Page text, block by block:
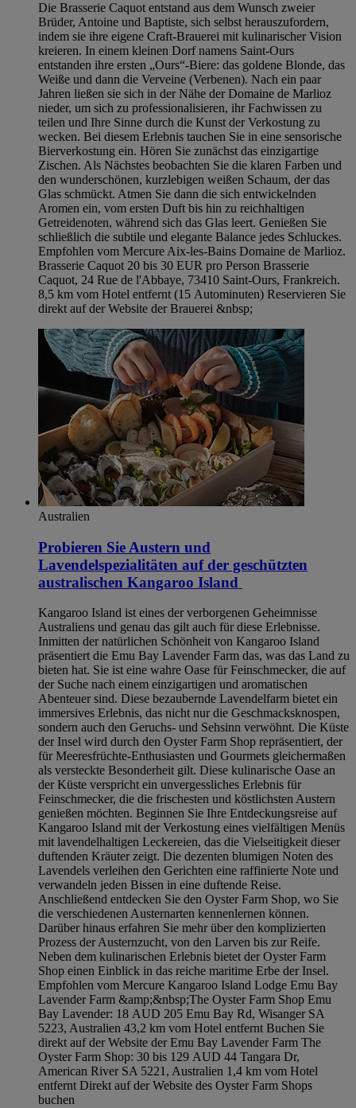
Die Brasserie Caquot entstand aus dem Wunsch zweier
Brüder, Antoine und Baptiste, sich selbst herauszufordern,
indem sie ihre eigene Craft-Brauerei mit kulinarischer Vision
kreieren. In einem kleinen Dorf namens Saint-Ours
entstanden ihre ersten „Ours“-Biere: das goldene Blonde, das
Weiße und dann die Verveine (Verbenen). Nach ein paar
Jahren ließen sie sich in der Nähe der Domaine de Marlioz
nieder, um sich zu professionalisieren, ihr Fachwissen zu
teilen und Ihre Sinne durch die Kunst der Verkostung zu
wecken. Bei diesem Erlebnis tauchen Sie in eine sensorische
Bierverkostung ein. Hören Sie zunächst das einzigartige
Zischen. Als Nächstes beobachten Sie die klaren Farben und
den wunderschönen, kurzlebigen weißen Schaum, der das
Glas schmückt. Atmen Sie dann die sich entwickelnden
Aromen ein, vom ersten Duft bis hin zu reichhaltigen
Getreidenoten, während sich das Glas leert. Genießen Sie
schließlich die subtile und elegante Balance jedes Schluckes.
Empfohlen vom Mercure Aix-les-Bains Domaine de Marlioz.
Brasserie Caquot 20 bis 30 EUR pro Person Brasserie
Caquot, 24 Rue de l'Abbaye, 73410 Saint-Ours, Frankreich.
8,5 km vom Hotel entfernt (15 Autominuten) Reservieren Sie
direkt auf der Website der Brauerei &nbsp;
Australien
Probieren Sie Austern und
Lavendelspezialitäten auf der geschützten
australischen Kangaroo Island
Kangaroo Island ist eines der verborgenen Geheimnisse
Australiens und genau das gilt auch für diese Erlebnisse.
Inmitten der natürlichen Schönheit von Kangaroo Island
präsentiert die Emu Bay Lavender Farm das, was das Land zu
bieten hat. Sie ist eine wahre Oase für Feinschmecker, die auf
der Suche nach einem einzigartigen und aromatischen
Abenteuer sind. Diese bezaubernde Lavendelfarm bietet ein
immersives Erlebnis, das nicht nur die Geschmacksknospen,
sondern auch den Geruchs- und Sehsinn verwöhnt. Die Küste
der Insel wird durch den Oyster Farm Shop repräsentiert, der
für Meeresfrüchte-Enthusiasten und Gourmets gleichermaßen
als versteckte Besonderheit gilt. Diese kulinarische Oase an
der Küste verspricht ein unvergessliches Erlebnis für
Feinschmecker, die die frischesten und köstlichsten Austern
genießen möchten. Beginnen Sie Ihre Entdeckungsreise auf
Kangaroo Island mit der Verkostung eines vielfältigen Menüs
mit lavendelhaltigen Leckereien, das die Vielseitigkeit dieser
duftenden Kräuter zeigt. Die dezenten blumigen Noten des
Lavendels verleihen den Gerichten eine raffinierte Note und
verwandeln jeden Bissen in eine duftende Reise.
Anschließend entdecken Sie den Oyster Farm Shop, wo Sie
die verschiedenen Austernarten kennenlernen können.
Darüber hinaus erfahren Sie mehr über den komplizierten
Prozess der Austernzucht, von den Larven bis zur Reife.
Neben dem kulinarischen Erlebnis bietet der Oyster Farm
Shop einen Einblick in das reiche maritime Erbe der Insel.
Empfohlen vom Mercure Kangaroo Island Lodge Emu Bay
Lavender Farm &amp;&nbsp;The Oyster Farm Shop Emu
Bay Lavender: 18 AUD 205 Emu Bay Rd, Wisanger SA
5223, Australien 43,2 km vom Hotel entfernt Buchen Sie
direkt auf der Website der Emu Bay Lavender Farm The
Oyster Farm Shop: 30 bis 129 AUD 44 Tangara Dr,
American River SA 5221, Australien 1,4 km vom Hotel
entfernt Direkt auf der Website des Oyster Farm Shops
buchen